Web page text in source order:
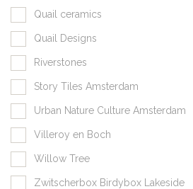
Quail ceramics
Quail Designs
Riverstones
Story Tiles Amsterdam
Urban Nature Culture Amsterdam
Villeroy en Boch
Willow Tree
Zwitscherbox Birdybox Lakeside